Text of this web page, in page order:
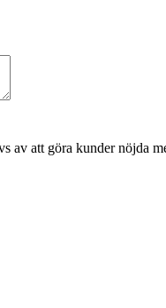
att göra kunder nöjda